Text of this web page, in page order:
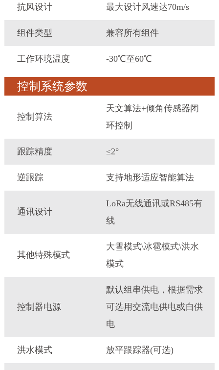
抗风设计 最大设计风速达70m/s
组件类型 兼容所有组件
工作环境温度 -30℃至60℃
控制系统参数
控制算法
天文算法+倾角传感器闭
环控制
跟踪精度 ≤2°
逆跟踪 支持地形适应智能算法
通讯设计
LoRa无线通讯或RS485有
线
其他特殊模式
大雪模式\冰雹模式\洪水
模式
控制器电源
默认组串供电，根据需求
可选用交流电供电或自供
电
洪水模式 放平跟踪器(可选)